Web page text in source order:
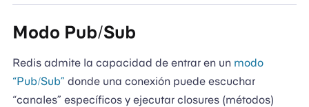
Modo Pub/Sub
Redis admite la capacidad de entrar en un modo
“Pub/Sub” donde una conexión puede escuchar
“canales” específicos y ejecutar closures (métodos)